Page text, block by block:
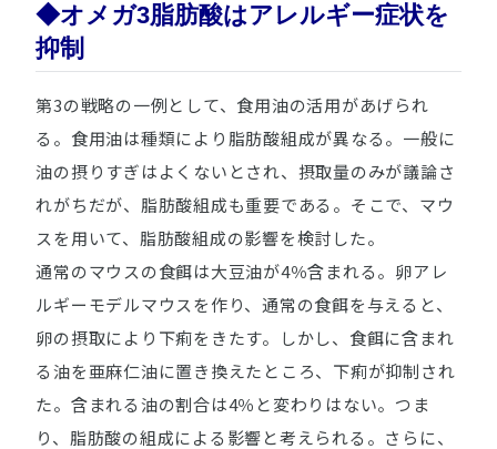
◆オメガ3脂肪酸はアレルギー症状を
抑制
第3の戦略の一例として、食用油の活用があげられ
る。食用油は種類により脂肪酸組成が異なる。一般に
油の摂りすぎはよくないとされ、摂取量のみが議論さ
れがちだが、脂肪酸組成も重要である。そこで、マウ
スを用いて、脂肪酸組成の影響を検討した。
通常のマウスの食餌は大豆油が4％含まれる。卵アレ
ルギーモデルマウスを作り、通常の食餌を与えると、
卵の摂取により下痢をきたす。しかし、食餌に含まれ
る油を亜麻仁油に置き換えたところ、下痢が抑制され
た。含まれる油の割合は4％と変わりはない。つま
り、脂肪酸の組成による影響と考えられる。さらに、